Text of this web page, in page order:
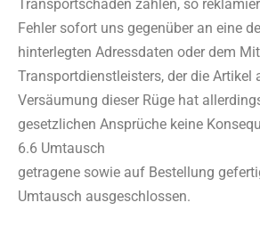
Transportschäden zählen, so
Fehler sofort uns gegenüber an eine
hinterlegten Adressdaten oder dem
Transportdienstleisters, der die Artikel
Versäumung dieser Rüge hat
gesetzlichen Ansprüche keine
6.6 Umtausch
getragene sowie auf Bestellung
Umtausch ausgeschlossen.